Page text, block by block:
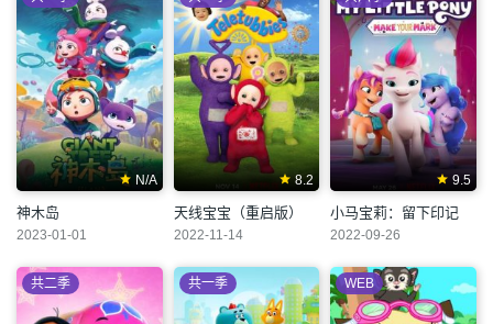
N/A
神木岛
2023-01-01
8.2
天线宝宝（重启版）
2022-11-14
9.5
小马宝莉：留下印记
2022-09-26
共二季 共一季 WEB